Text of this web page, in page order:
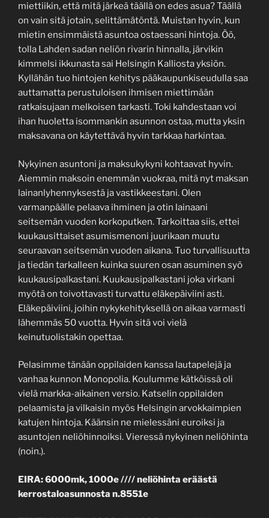
miettiikin, että mitä järkeä täällä on edes asua? Täällä
on vain sitä jotain, selittämätöntä. Muistan hyvin, kun
mietin ensimmäistä asuntoa ostaessani hintoja. Öö,
tolla Lahden sadan neliön rivarin hinnalla, järvikin
kimmelsi ikkunasta sai Helsingin Kalliosta yksiön.
Kyllähän tuo hintojen kehitys pääkaupunkiseudulla saa
auttamatta perustuloisen ihmisen miettimään
ratkaisujaan melkoisen tarkasti. Toki kahdestaan voi
ihan huoletta isommankin asunnon ostaa, mutta yksin
maksavana on käytettävä hyvin tarkkaa harkintaa.
Nykyinen asuntoni ja maksukykyni kohtaavat hyvin.
Aiemmin maksoin enemmän vuokraa, mitä nyt maksan
lainanlyhennyksestä ja vastikkeestani. Olen
varmanpäälle pelaava ihminen ja otin lainaani
seitsemän vuoden korkoputken. Tarkoittaa siis, ettei
kuukausittaiset asumismenoni juurikaan muutu
seuraavan seitsemän vuoden aikana. Tuo turvallisuutta
ja tiedän tarkalleen kuinka suuren osan asuminen syö
kuukausipalkastani. Kuukausipalkastani joka virkani
myötä on toivottavasti turvattu eläkepäiviini asti.
Eläkepäiviini, joihin nykykehityksellä on aikaa varmasti
lähemmäs 50 vuotta. Hyvin sitä voi vielä
keinutuolistakin opettaa.
Pelasimme tänään oppilaiden kanssa lautapelejä ja
vanhaa kunnon Monopolia. Koulumme kätköissä oli
vielä markka-aikainen versio. Katselin oppilaiden
pelaamista ja vilkaisin myös Helsingin arvokkaimpien
katujen hintoja. Käänsin ne mielessäni euroiksi ja
asuntojen neliöhinnoiksi. Vieressä nykyinen neliöhinta
(noin.).
EIRA: 6000mk, 1000e //// neliöhinta eräästä
kerrostaloasunnosta n.8551e